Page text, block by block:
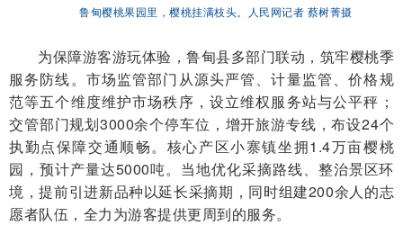
鲁甸樱桃果园里，樱桃挂满枝头。人民网记者 蔡树菁摄
为保障游客游玩体验，鲁甸县多部门联动，筑牢樱桃季
服务防线。市场监管部门从源头严管、计量监管、价格规
范等五个维度维护市场秩序，设立维权服务站与公平秤；
交管部门规划3000余个停车位，增开旅游专线，布设24个
执勤点保障交通顺畅。核心产区小寨镇坐拥1.4万亩樱桃
园，预计产量达5000吨。当地优化采摘路线、整治景区环
境，提前引进新品种以延长采摘期，同时组建200余人的志
愿者队伍，全力为游客提供更周到的服务。